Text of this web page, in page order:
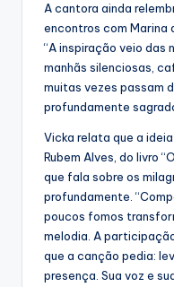
A cantora ainda
encontros com Marina
“A inspiração veio das
manhãs silenciosas,
muitas vezes passam
profundamente
Vicka relata que a
Rubem Alves, do livro
que fala sobre os
profundamente.
poucos fomos
melodia. A
que a canção pedia:
presença. Sua voz e